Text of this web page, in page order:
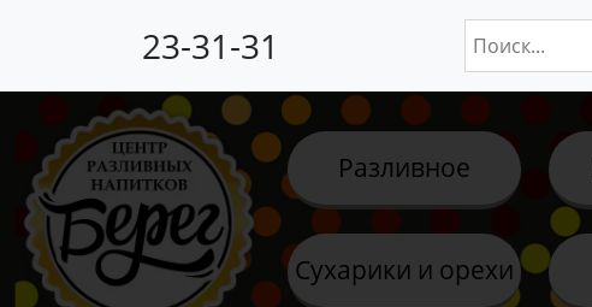
23-31-31
Разливное
Сухарики и орехи